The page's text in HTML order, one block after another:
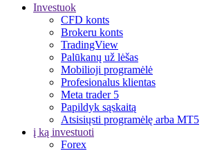
Investuok
CFD konts
Brokeru konts
TradingView
Palūkanų už lėšas
Mobilioji programėlė
Profesionalus klientas
Meta trader 5
Papildyk sąskaitą
Atsisiųsti programėlę arba MT5
į ką investuoti
Forex